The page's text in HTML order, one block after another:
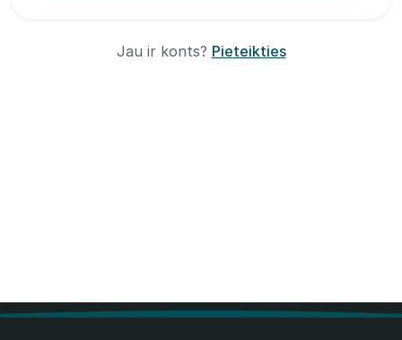
Jau ir konts? Pieteikties